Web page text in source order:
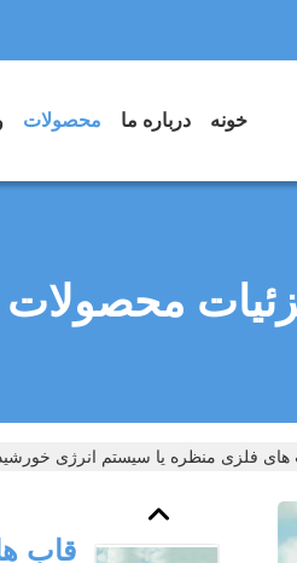
خونه درباره ما محصولات
محصولات
های فلزی منظره یا سیستم انرژی
قاب